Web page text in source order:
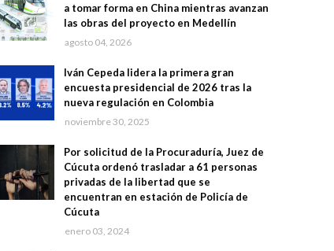
a tomar forma en China mientras avanzan
las obras del proyecto en Medellín
agosto 04, 2026
Iván Cepeda lidera la primera gran
encuesta presidencial de 2026 tras la
nueva regulación en Colombia
noviembre 30, 2025
Por solicitud de la Procuraduría, Juez de
Cúcuta ordenó trasladar a 61 personas
privadas de la libertad que se
encuentran en estación de Policía de
Cúcuta
enero 03, 2024